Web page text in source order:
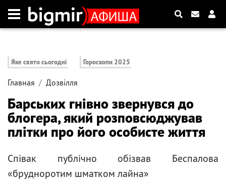
Яке свято сьогодні Гороскопи 2025
Главная Дозвілля
Барських гнівно звернувся до
блогера, який розповсюджував
плітки про його особисте життя
Співак публічно обізвав Беспалова
«брудноротим шматком лайна»